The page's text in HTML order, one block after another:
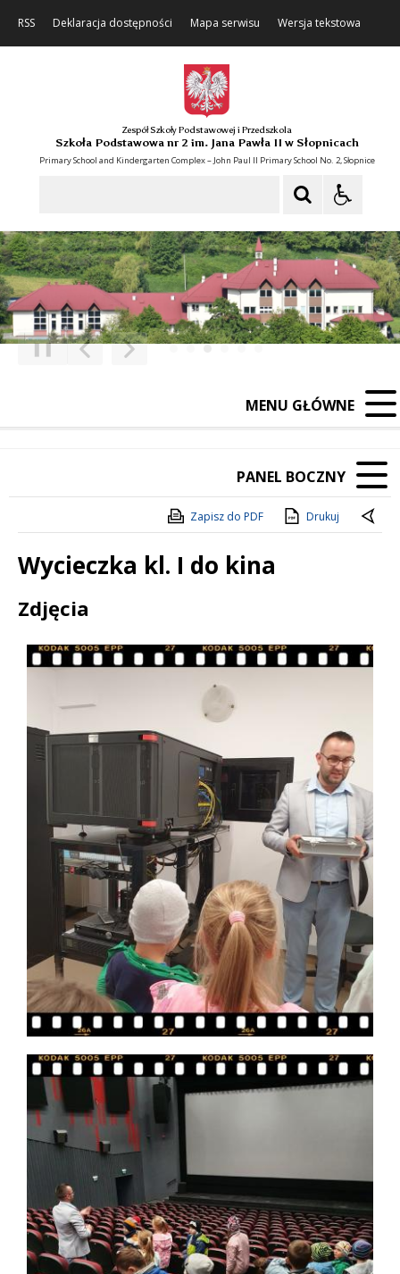
RSS Deklaracja dostępności Mapa serwisu Wersja tekstowa
Zespół Szkoły Podstawowej i Przedszkola
Szkoła Podstawowa nr 2 im. Jana Pawła II w Słopnicach
Primary School and Kindergarten Complex – John Paul II Primary School No. 2, Słopnice
Poprzedni Element
Następny Element
❚❚
MENU GŁÓWNE
PANEL BOCZNY
Zapisz do PDF Drukuj
Wycieczka kl. I do kina
Treść
Zdjęcia